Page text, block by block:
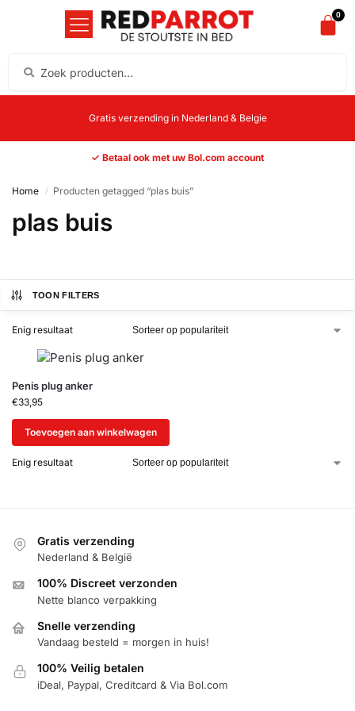
0
Gratis verzending in Nederland & Belgie
✓ Betaal ook met uw Bol.com account
Home / Producten getagged “plas buis”
plas buis
TOON FILTERS
Enig resultaat
Penis plug anker
€33,95
Toevoegen aan winkelwagen
Enig resultaat
Gratis verzending
Nederland & België
100% Discreet verzonden
Nette blanco verpakking
Snelle verzending
Vandaag besteld = morgen in huis!
100% Veilig betalen
iDeal, Paypal, Creditcard & Via Bol.com